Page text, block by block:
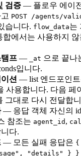
검증 — 플로우 에이
POST /agents/
습니다. flow_data는
합에서는 사용하지 않
프 — _at 으로 끝나
입니다.
션 — list 엔드포인
사용합니다. 다음 페
그대로 다시 전달합
— 응답 객체 자신의
참조는 agent_id ,
다.
— 모든 실패 응답은 {
"details" } }